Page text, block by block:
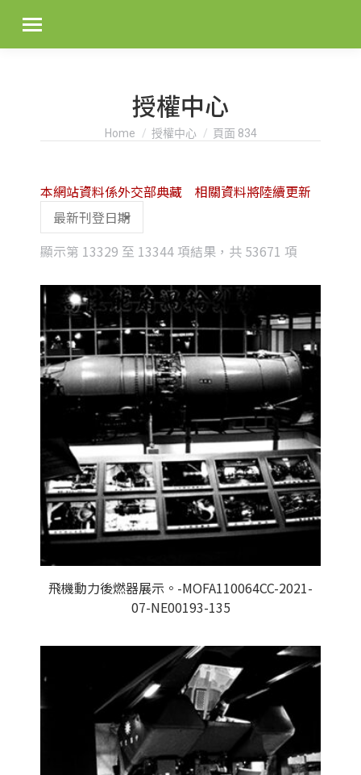
授權中心
You are here:
Home 授權中心 頁面 834
顯示第 13329 至 13344 項結果，共 53671 項
latest
本網站資料係外交部典藏 相關資料將陸續更新
飛機動力後燃器展示。-MOFA110064CC-2021-
07-NE00193-135